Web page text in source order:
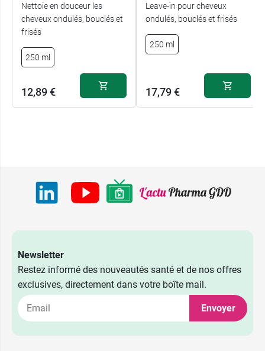
Nettoie en douceur les
cheveux ondulés, bouclés et
frisés
250 ml
12,89 €
Leave-in pour cheveux
ondulés, bouclés et frisés
250 ml
17,79 €
Newsletter
Restez informé des nouveautés santé et de nos offres
exclusives, directement dans votre boîte mail.
Envoyer